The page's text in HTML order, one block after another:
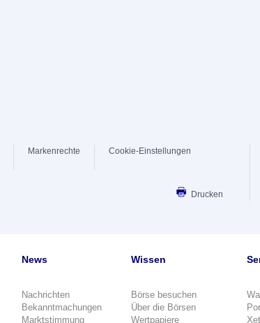
Markenrechte Cookie-Einstellungen
Drucken
News
Nachrichten
Bekanntmachungen
Marktstimmung
Wissen
Börse besuchen
Über die Börsen
Wertpapiere